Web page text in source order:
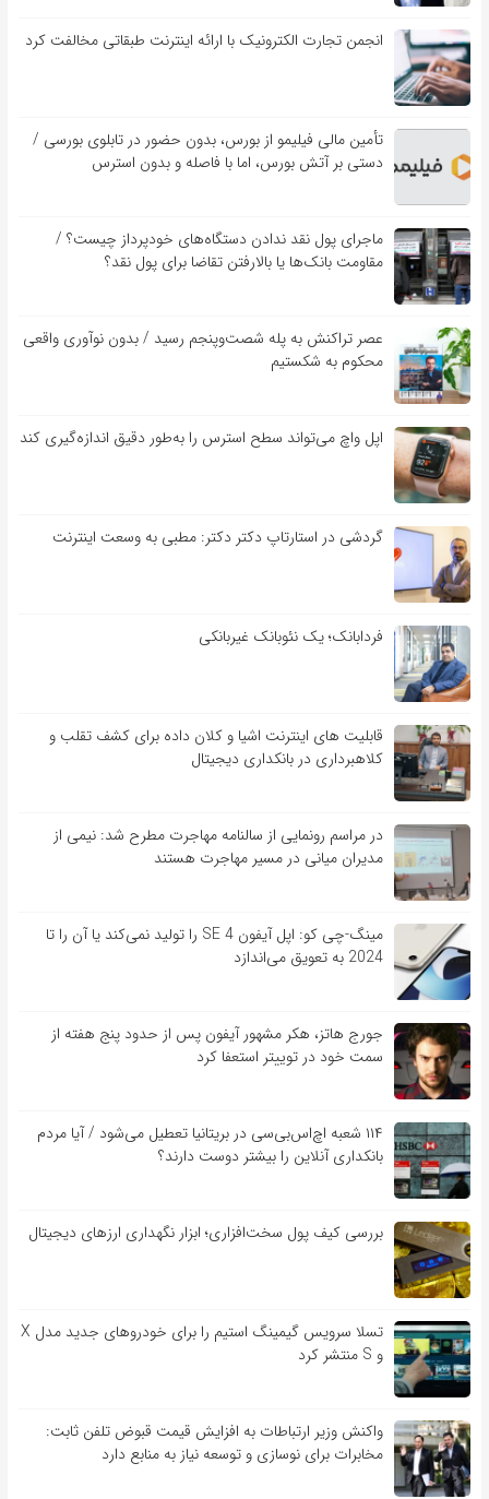
انجمن تجارت الکترونیک با ارائه اینترنت طبقاتی مخالفت کرد
تأمین مالی فیلیمو از بورس، بدون حضور در تابلوی بورسی /
دستی بر آتش بورس، اما با فاصله و بدون استرس
ماجرای پول نقد ندادن دستگاه‌های خودپرداز چیست؟ /
مقاومت بانک‌ها یا بالارفتن تقاضا برای پول نقد؟
عصر تراکنش به پله شصت‌وپنجم رسید / بدون نوآوری واقعی
محکوم به شکستیم
اپل واچ می‌تواند سطح استرس را به‌طور دقیق اندازه‌گیری کند
گردشی در استارتاپ دکتر دکتر: مطبی به وسعت اینترنت
فردابانک؛ یک نئوبانک غیربانکی
قابلیت ‏های اینترنت اشیا و کلان‏ داده برای کشف تقلب و
کلاهبرداری در بانکداری دیجیتال
در مراسم رونمایی از سالنامه مهاجرت مطرح شد: نیمی از
مدیران میانی در مسیر مهاجرت هستند
مینگ-چی کو: اپل آیفون SE 4 را تولید نمی‌کند یا آن را تا
2024 به تعویق می‌اندازد
جورج هاتز، هکر مشهور آیفون پس از حدود پنج هفته از
سمت خود در توییتر استعفا کرد
۱۱۴ شعبه اچ‌اس‌بی‌سی در بریتانیا تعطیل می‌شود / آیا مردم
بانکداری آنلاین را بیشتر دوست دارند؟
بررسی کیف‌ پول سخت‌افزاری؛ ابزار نگهداری ارزهای دیجیتال
تسلا سرویس گیمینگ استیم را برای خودروهای جدید مدل X
و S منتشر کرد
واکنش وزیر ارتباطات به افزایش قیمت قبوض تلفن ثابت:
مخابرات برای نوسازی و توسعه نیاز به منابع دارد